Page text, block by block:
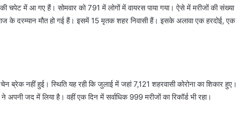
चपेट में आ गए हैं। सोमवार को 791 में लोगों में वायरस पाया गया। ऐसे में मरीजों की संख्या
के दरम्यान मौत हो गई हैं। इसमें 15 मृतक शहर नि‍वासी हैं। इसके अलावा एक हरदोई, एक
नहीं हुई। स्थि‍ति‍ यह रही कि‍ जुलाई में जहां 7,121 शहरवासी कोरोना का शि‍कार हुए।
जद में लि‍या है। वहीं एक दिन में सर्वाधि‍क 999 मरीजों का र‍िकॉर्ड भी रहा।